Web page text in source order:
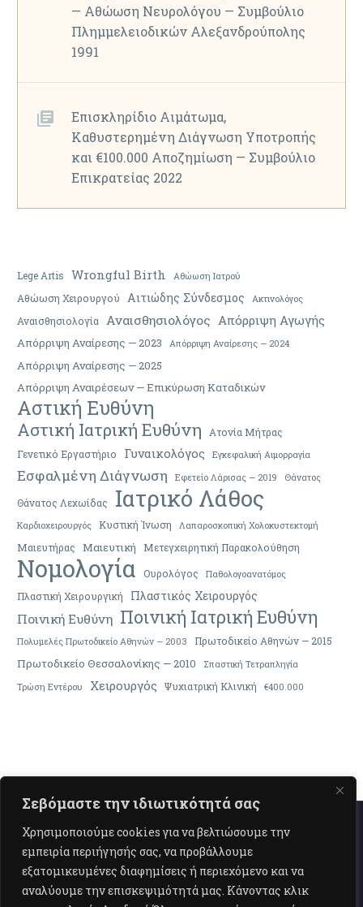
Σεβόμαστε την ιδιωτικότητά σας
Χρησιμοποιούμε cookies για να βελτιώσουμε την
εμπειρία περιήγησής σας, να προβάλλουμε
εξατομικευμένες διαφημίσεις ή περιεχόμενο και να
αναλύουμε την επισκεψιμότητά μας. Κάνοντας κλικ
— Αθώωση Νευρολόγου — Συμβούλιο
Πλημμελειοδικών Αλεξανδρούπολης
1991
Επισκληρίδιο Αιμάτωμα,
Καθυστερημένη Διάγνωση Υποτροπής
και €100.000 Αποζημίωση — Συμβούλιο
Επικρατείας 2022
Lege Artis Wrongful Birth Αθώωση Ιατρού
Αθώωση Χειρουργού Αιτιώδης Σύνδεσμος Ακτινολόγος
Αναισθησιολογία Αναισθησιολόγος Απόρριψη Αγωγής
Απόρριψη Αναίρεσης — 2023 Απόρριψη Αναίρεσης — 2024
Απόρριψη Αναίρεσης — 2025
Απόρριψη Αναιρέσεων — Επικύρωση Καταδικών
Αστική Ευθύνη
Αστική Ιατρική Ευθύνη
Ατονία Μήτρας
Γενετικό Εργαστήριο
Γυναικολόγος Εγκεφαλική Αιμορραγία
Εσφαλμένη Διάγνωση Εφετείο Λάρισας — 2019 Θάνατος
Θάνατος Λεχωίδας Ιατρικό Λάθος
Καρδιοχειρουργός Κυστική Ίνωση Λαπαροσκοπική Χολοκυστεκτομή
Μαιευτήρας Μαιευτική Μετεγχειρητική Παρακολούθηση
Νομολογία Ουρολόγος Παθολογοανατόμος
Πλαστική Χειρουργική Πλαστικός Χειρουργός
Ποινική Ευθύνη Ποινική Ιατρική Ευθύνη
Πολυμελές Πρωτοδικείο Αθηνών — 2003 Πρωτοδικείο Αθηνών — 2015
Πρωτοδικείο Θεσσαλονίκης — 2010
Σπαστική Τετραπληγία
Τρώση Εντέρου
Χειρουργός Ψυχιατρική Κλινική €400.000